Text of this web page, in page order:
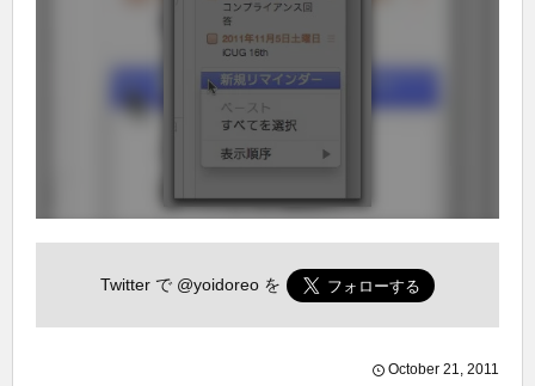
Twitter で @yoidoreo を
October 21, 2011